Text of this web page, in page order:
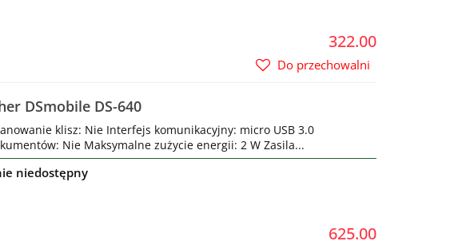
322.00
Do przechowalni
DSmobile DS-640
klisz: Nie Interfejs komunikacyjny: micro USB 3.0
Nie Maksymalne zużycie energii: 2 W Zasila...
niedostępny
625.00